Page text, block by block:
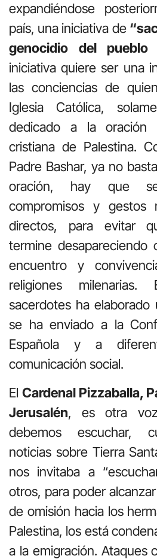
expandiéndose
país, una iniciativa de
genocidio del pueblo
iniciativa quiere ser una
las conciencias de
Iglesia Católica,
dedicado a la oración
cristiana de Palestina.
Padre Bashar, ya no
oración, hay que
compromisos y gestos
directos, para evitar
termine
encuentro y
religiones
sacerdotes ha
se ha enviado a la
Española y a
comunicación social.
El Cardenal Pizzaballa,
Jerusalén, es otra
debemos escuchar,
noticias sobre Tierra
nos invitaba a
otros, para poder
de omisión hacia los
Palestina, los está
a la emigración. Ataques